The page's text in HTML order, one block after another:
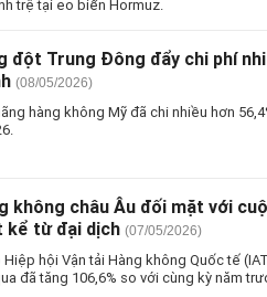
trệ tại eo biển Hormuz.
đột Trung Đông đẩy chi phí
(08/05/2026)
hàng không Mỹ đã chi nhiều hơn
không châu Âu đối mặt với
kể từ đại dịch (07/05/2026)
hội Vận tải Hàng không Quốc tế
đã tăng 106,6% so với cùng kỳ năm